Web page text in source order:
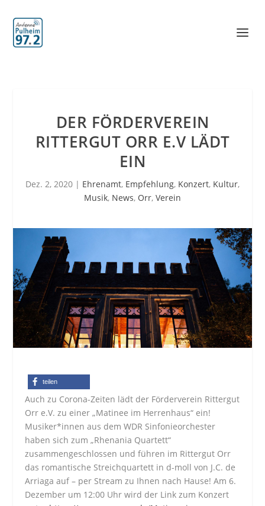
DER FÖRDERVEREIN
RITTERGUT ORR E.V LÄDT
EIN
Dez. 2, 2020 | Ehrenamt, Empfehlung, Konzert, Kultur,
Musik, News, Orr, Verein
teilen
Auch zu Corona-Zeiten lädt der Förderverein Rittergut
Orr e.V. zu einer „Matinee im Herrenhaus“ ein!
Musiker*innen aus dem WDR Sinfonieorchester
haben sich zum „Rhenania Quartett“
zusammengeschlossen und führen im Rittergut Orr
das romantische Streichquartett in d-moll von J.C. de
Arriaga auf – per Stream zu Ihnen nach Hause! Am 6.
Dezember um 12:00 Uhr wird der Link zum Konzert